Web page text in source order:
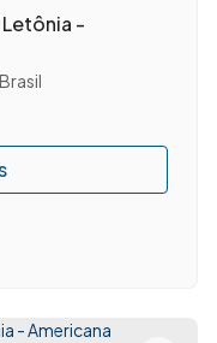
-
Brasil